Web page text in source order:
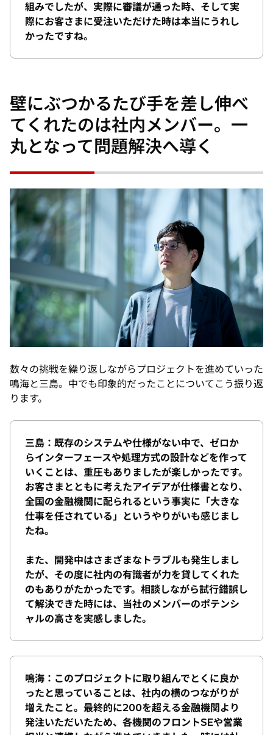
組みでしたが、実際に審議が通った時、そして実
際にお客さまに受注いただけた時は本当にうれし
かったですね。
壁にぶつかるたび手を差し伸べ
てくれたのは社内メンバー。一
丸となって問題解決へ導く
数々の挑戦を繰り返しながらプロジェクトを進めていった
鳴海と三島。中でも印象的だったことについてこう振り返
ります。
三島：既存のシステムや仕様がない中で、ゼロか
らインターフェースや処理方式の設計などを作って
いくことは、重圧もありましたが楽しかったです。
お客さまとともに考えたアイデアが仕様書となり、
全国の金融機関に配られるという事実に「大きな
仕事を任されている」というやりがいも感じまし
たね。
また、開発中はさまざまなトラブルも発生しまし
たが、その度に社内の有識者が力を貸してくれた
のもありがたかったです。相談しながら試行錯誤し
て解決できた時には、当社のメンバーのポテンシ
ャルの高さを実感しました。
鳴海：このプロジェクトに取り組んでとくに良か
ったと思っていることは、社内の横のつながりが
増えたこと。最終的に200を超える金融機関より
発注いただいたため、各機関のフロントSEや営業